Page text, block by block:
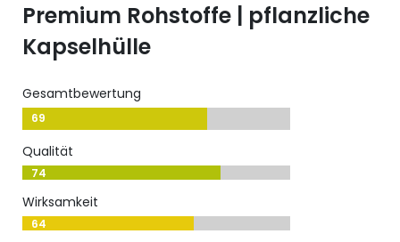
Premium Rohstoffe | pflanzliche
Kapselhülle
Gesamtbewertung
69
Qualität
74
Wirksamkeit
64